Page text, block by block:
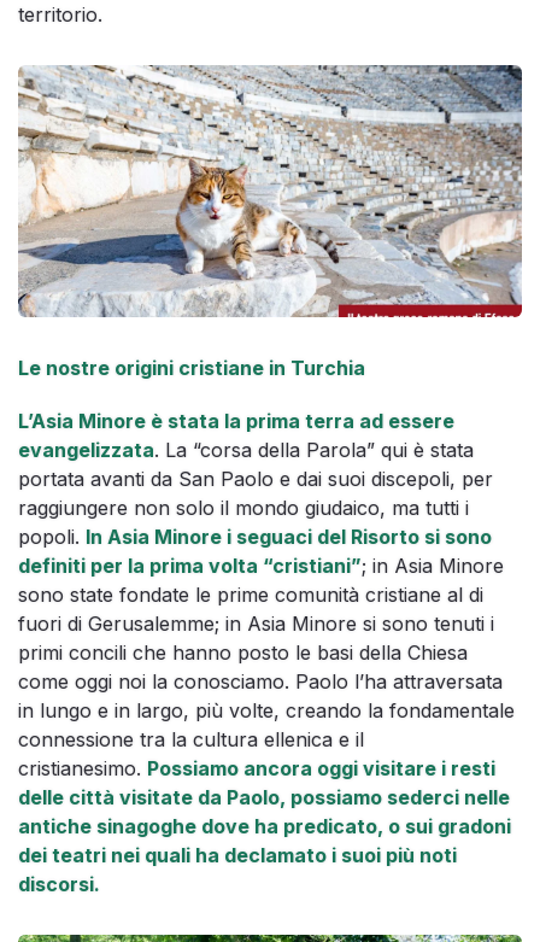
territorio.
Le nostre origini cristiane in Turchia
L’Asia Minore è stata la prima terra ad essere
evangelizzata. La “corsa della Parola” qui è stata
portata avanti da San Paolo e dai suoi discepoli, per
raggiungere non solo il mondo giudaico, ma tutti i
popoli. In Asia Minore i seguaci del Risorto si sono
definiti per la prima volta “cristiani”; in Asia Minore
sono state fondate le prime comunità cristiane al di
fuori di Gerusalemme; in Asia Minore si sono tenuti i
primi concili che hanno posto le basi della Chiesa
come oggi noi la conosciamo. Paolo l’ha attraversata
in lungo e in largo, più volte, creando la fondamentale
connessione tra la cultura ellenica e il
cristianesimo. Possiamo ancora oggi visitare i resti
delle città visitate da Paolo, possiamo sederci nelle
antiche sinagoghe dove ha predicato, o sui gradoni
dei teatri nei quali ha declamato i suoi più noti
discorsi.